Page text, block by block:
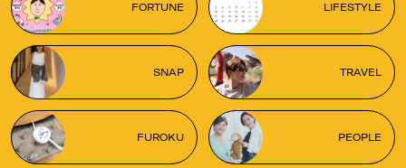
FORTUNE LIFESTYLE
SNAP TRAVEL
FUROKU PEOPLE